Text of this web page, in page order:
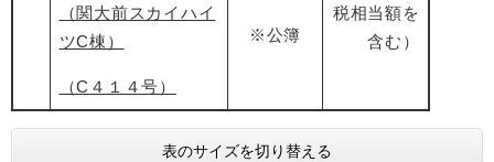
※公簿
税相当額を
含む）
（関大前スカイハイ
ツC棟）
（C４１４号）
表のサイズを切り替える